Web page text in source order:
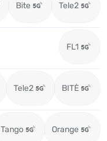
Bite Tele2
FL1
Tele2 BITĖ
Tango Orange